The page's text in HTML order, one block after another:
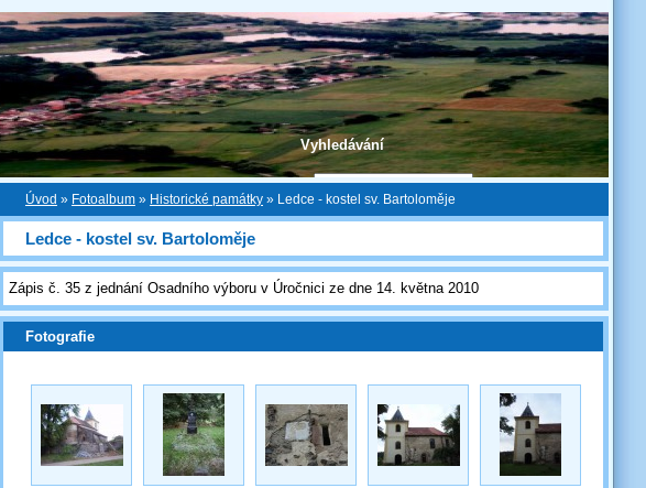
Vyhledávání
Úvod » Fotoalbum » Historické památky » Ledce - kostel sv. Bartoloměje
Ledce - kostel sv. Bartoloměje
Zápis č. 35 z jednání Osadního výboru v Úročnici ze dne 14. května 2010
Fotografie